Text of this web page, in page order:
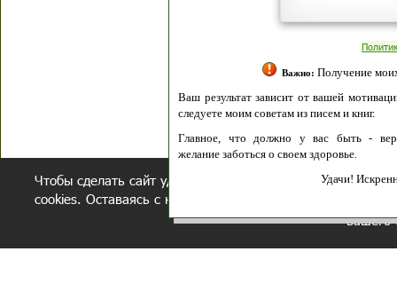
Важно: Получение
Ваш результат зависит от вашей
следуете моим советам из писем и книг.
Главное, что должно у вас быть -
желание заботься о своем здоровье.
Удачи!
Чтобы сделать сайт удобнее, осуществляется обработка
cookies. Оставаясь с нами, вы соглашаетесь с нашей
вашего